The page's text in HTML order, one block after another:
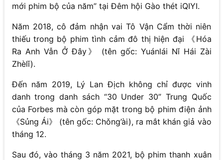
mới phim bộ của năm” tại Đêm hội Gào thét iQIYI.
Năm 2018, cô đảm nhận vai Tô Vận Cẩm thời niên
thiếu trong bộ phim tình cảm đô thị hiện đại 《Hóa
Ra Anh Vẫn Ở Đây》 (tên gốc: Yuánlái Nǐ Hái Zài
Zhèlǐ).
Đến năm 2019, Lý Lan Địch không chỉ được vinh
danh trong danh sách “30 Under 30” Trung Quốc
của Forbes mà còn góp mặt trong bộ phim điện ảnh
《Sủng Ái》 (tên gốc: Chǒng’ài), ra mắt khán giả vào
tháng 12.
Sau đó, vào tháng 3 năm 2021, bộ phim thanh xuân